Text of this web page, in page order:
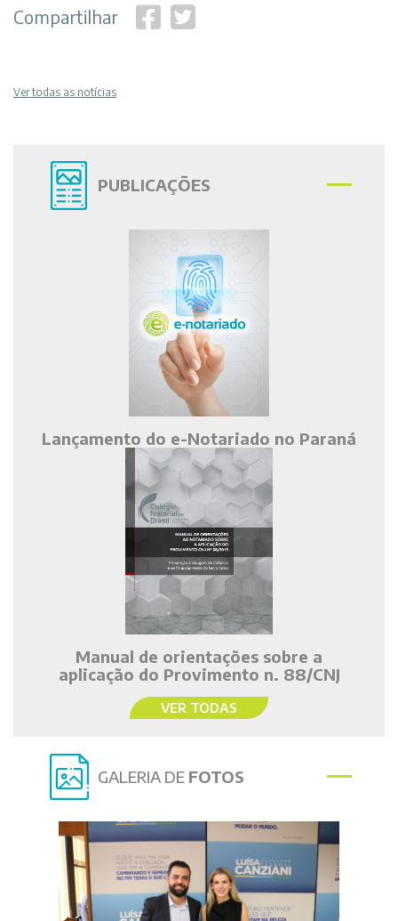
Compartilhar
Ver todas as notícias
PUBLICAÇÕES
Lançamento do e-Notariado no Paraná
Manual de orientações sobre a
aplicação do Provimento n. 88/CNJ
VER TODAS
GALERIA DE FOTOS